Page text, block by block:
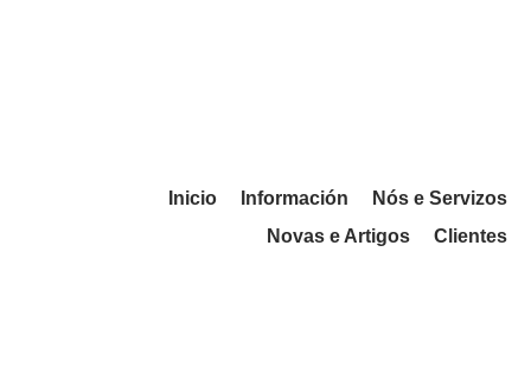
Inicio Información
Nós e Servizos
Novas e Artigos
Clientes